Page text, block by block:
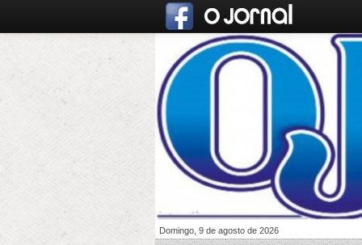
Domingo, 9 de agosto de 2026